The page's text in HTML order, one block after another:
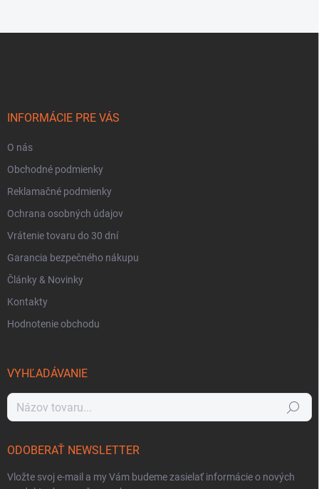
INFORMÁCIE PRE VÁS
O nás
Obchodné podmienky
Reklamačné podmienky
Ochrana osobných údajov
Vrátenie tovaru do 30 dní
Garancia bezpečného nákupu
Články & Novinky
Kontakty
Hodnotenie obchodu
VYHĽADÁVANIE
Hľadať
ODOBERAŤ NEWSLETTER
Vložte svoj e-mail a my Vám budeme zasielať informácie o nových